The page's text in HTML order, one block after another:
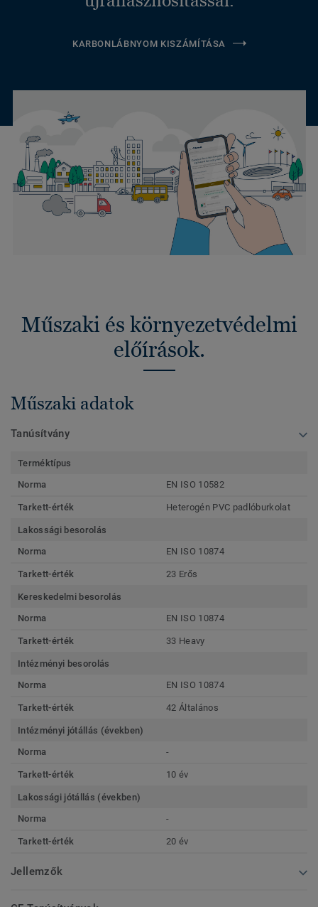
KARBONLÁBNYOM KISZÁMÍTÁSA
Műszaki és környezetvédelmi
előírások.
Műszaki adatok
Tanúsítvány
Terméktípus
Norma
EN ISO 10582
Tarkett-érték Heterogén PVC padlóburkolat
Lakossági besorolás
Norma
EN ISO 10874
Tarkett-érték 23 Erős
Kereskedelmi besorolás
Norma
EN ISO 10874
Tarkett-érték 33 Heavy
Intézményi besorolás
Norma
EN ISO 10874
Tarkett-érték 42 Általános
Intézményi jótállás (években)
Norma
-
Tarkett-érték 10 év
Lakossági jótállás (években)
Norma
-
Tarkett-érték 20 év
Jellemzők